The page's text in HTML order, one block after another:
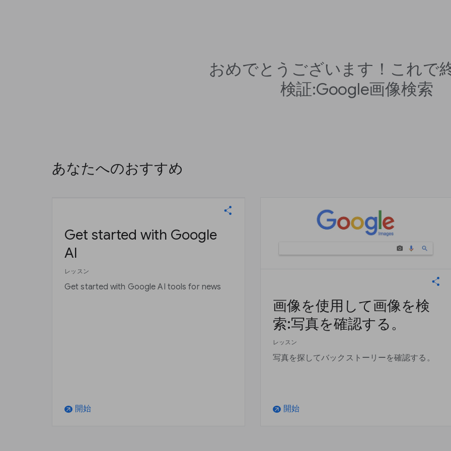
おめでとうございます！これで
検証:Google画像検索
あなたへのおすすめ
Get started with Google
AI
レッスン
Get started with Google AI tools for news
arrow_outward 開始
画像を使用して画像を検
索:写真を確認する。
レッスン
写真を探してバックストーリーを確認する。
arrow_outward 開始